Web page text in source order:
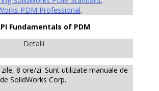
PDM Professional.
Fundamentals of PDM
Detalii
zile, 8 ore/zi. Sunt utilizate manuale de
SolidWorks Corp.